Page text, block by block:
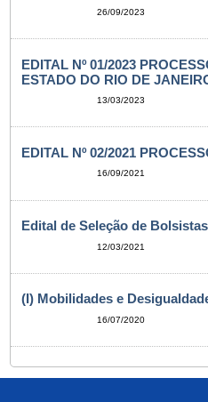
26/09/2023
EDITAL Nº 01/2023
ESTADO DO RIO DE
13/03/2023
EDITAL Nº 02/2021
16/09/2021
Edital de Seleção de
12/03/2021
(I) Mobilidades e
16/07/2020